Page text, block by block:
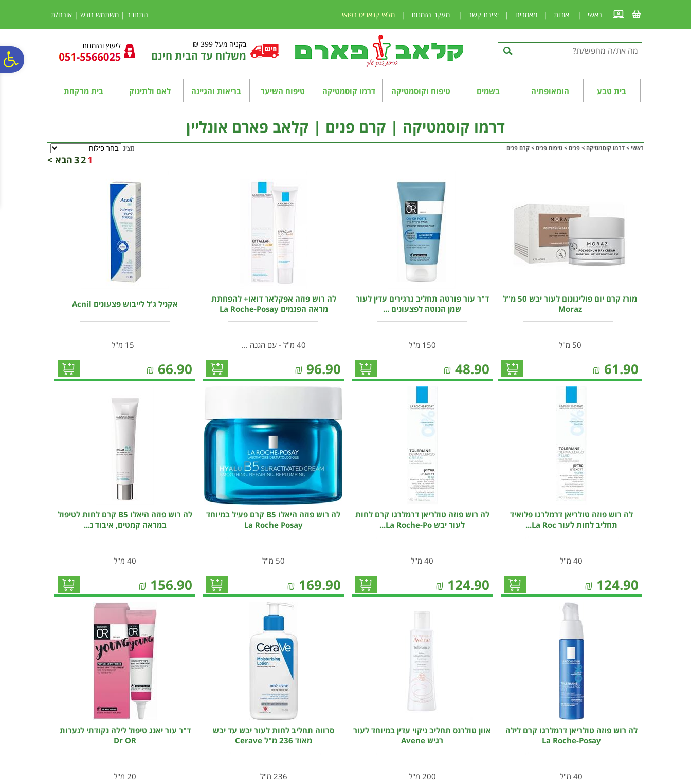
נגישות
אתר
המרכזי
ראשי | אודות | מאמרים | יצירת קשר | מעקב הזמנות | מלאי קנאביס רפואי התחבר | משתמש חדש | אורח/ת
בקניה מעל 399 ₪
משלוח עד הבית חינם
ליעוץ והזמנות
בית טבע הומאופתיה בשמים טיפוח וקוסמטיקה דרמו קוסמטיקה טיפוח השיער בריאות והגיינה לאם ולתינוק בית מרקחת
דרמו קוסמטיקה | קרם פנים | קלאב פארם אונליין
ראשי > דרמו קוסמטיקה > פנים > טיפוח פנים > קרם פנים מציג
1
2
3הבא >
מורז קרם יום פוליגונום לעור יבש 50 מ"ל
Moraz
50 מ"ל
61.90
₪
ד"ר עור פורטה תחליב גרגירים עדין לעור
שמן הנוטה לפצעונים ...
150 מ"ל
48.90
₪
לה רוש פוזה אפקלאר דואו+ להפחתת
מראה הפגמים La Roche-Posay
40 מ"ל - עם הגנה ...
96.90
₪
אקניל ג'ל לייבוש פצעונים Acnil
66.90
₪
לה רוש פוזה טולריאן דרמלרגו פלואיד
תחליב לחות לעור La Roc...
40 מ"ל
124.90
₪
לה רוש פוזה טולריאן דרמלרגו קרם לחות
לעור יבש La Roche-Po...
40 מ"ל
124.90
₪
לה רוש פוזה היאלו B5 קרם פעיל במיוחד
La Roche Posay
50 מ"ל
169.90
₪
לה רוש פוזה היאלו B5 קרם לחות לטיפול
במראה קמטים, איבוד נ...
40 מ"ל
156.90
₪
לה רוש פוזה טולריאן דרמלרגו קרם לילה
La Roche-Posay
40 מ"ל
אוון טולרנס תחליב ניקוי עדין במיוחד לעור
רגיש Avene
200 מ"ל
סרווה תחליב לחות לעור יבש עד יבש
מאוד 236 מ"ל Cerave
236 מ"ל
ד"ר עור יאנג טיפול לילה נקודתי לנערות
Dr OR
20 מ"ל